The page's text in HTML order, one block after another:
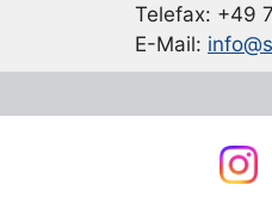
Telefax: +49
E-Mail: